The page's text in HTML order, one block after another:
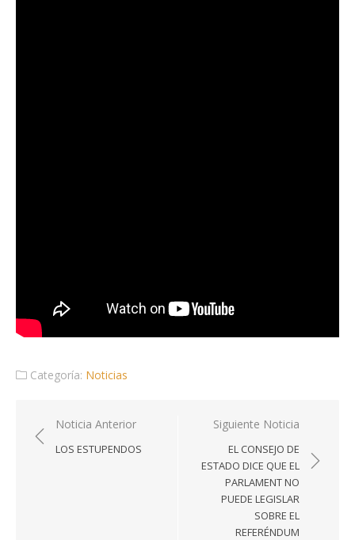
Categoría: Noticias
Navegación
de
Noticia Anterior
LOS ESTUPENDOS
Siguiente Noticia
EL CONSEJO DE
ESTADO DICE QUE EL
PARLAMENT NO
PUEDE LEGISLAR
SOBRE EL
REFERÉNDUM